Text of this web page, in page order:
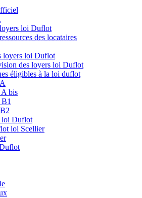
loi Duflot
des locataires
loyers loi Duflot
des loyers loi Duflot
éligibles à la loi duflot
bis
loi Duflot
loi Scellier